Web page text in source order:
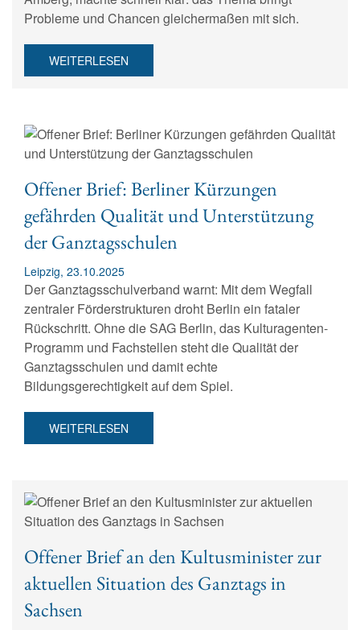
Probleme und Chancen gleichermaßen mit sich.
WEITERLESEN
Offener Brief: Berliner Kürzungen
gefährden Qualität und Unterstützung
der Ganztagsschulen
Leipzig, 23.10.2025
Der Ganztagsschulverband warnt: Mit dem Wegfall
zentraler Förderstrukturen droht Berlin ein fataler
Rückschritt. Ohne die SAG Berlin, das Kulturagenten-
Programm und Fachstellen steht die Qualität der
Ganztagsschulen und damit echte
Bildungsgerechtigkeit auf dem Spiel.
WEITERLESEN
Offener Brief an den Kultusminister zur
aktuellen Situation des Ganztags in
Sachsen